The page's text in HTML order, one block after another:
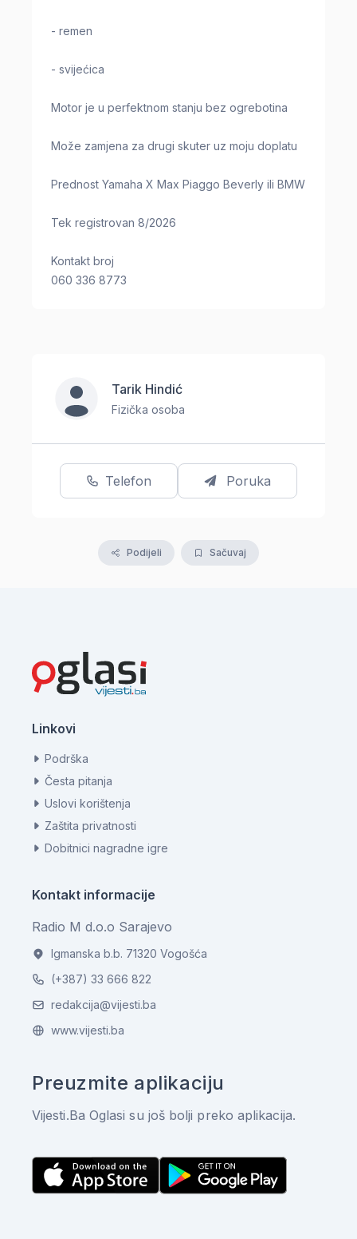
- remen
- svijećica
Motor je u perfektnom stanju bez ogrebotina
Može zamjena za drugi skuter uz moju doplatu
Prednost Yamaha X Max Piaggo Beverly ili BMW
Tek registrovan 8/2026
Kontakt broj
060 336 8773
Tarik Hindić
Fizička osoba
Telefon Poruka
Podijeli Sačuvaj
Linkovi
Podrška
Česta pitanja
Uslovi korištenja
Zaštita privatnosti
Dobitnici nagradne igre
Kontakt informacije
Radio M d.o.o Sarajevo
Igmanska b.b. 71320 Vogošća
(+387) 33 666 822
redakcija@vijesti.ba
www.vijesti.ba
Preuzmite aplikaciju
Vijesti.Ba Oglasi su još bolji preko aplikacija.